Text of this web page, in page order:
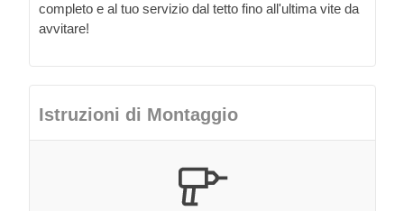
completo e al tuo servizio dal tetto fino all'ultima vite da
avvitare!
Istruzioni di Montaggio